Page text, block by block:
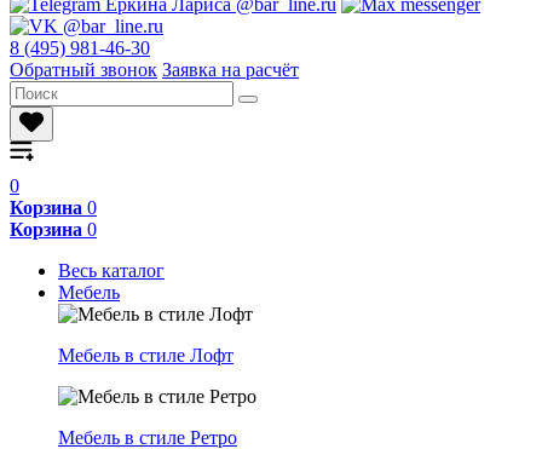
8 (495) 981-46-30
Обратный звонок Заявка на расчёт
0
Корзина 0
Корзина 0
Весь каталог
Мебель
Мебель в стиле Лофт
Мебель в стиле Ретро